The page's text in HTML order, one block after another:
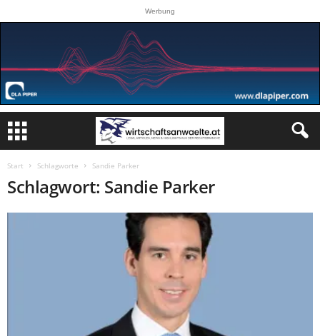
Werbung
Start Schlagworte Sandie Parker
Schlagwort: Sandie Parker